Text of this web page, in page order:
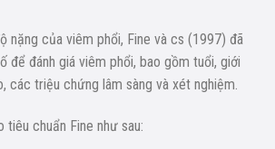
nặng của viêm phổi, Fine và cs (1997) đã
để đánh giá viêm phổi, bao gồm tuổi, giới
các triệu chứng lâm sàng và xét nghiệm.
tiêu chuẩn Fine như sau: